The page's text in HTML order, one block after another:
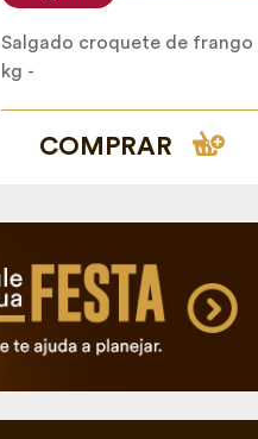
Salgado croquete de frango
kg -
COMPRAR